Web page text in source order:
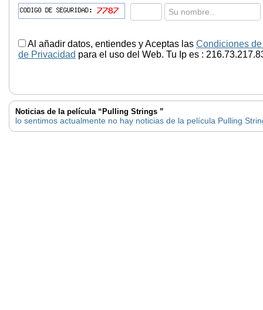
Al añadir datos, entiendes y Aceptas las Condiciones
de Privacidad para el uso del Web. Tu Ip es :
Noticias de la película “Pulling Strings ”
lo sentimos actualmente no hay noticias de la película Pulling